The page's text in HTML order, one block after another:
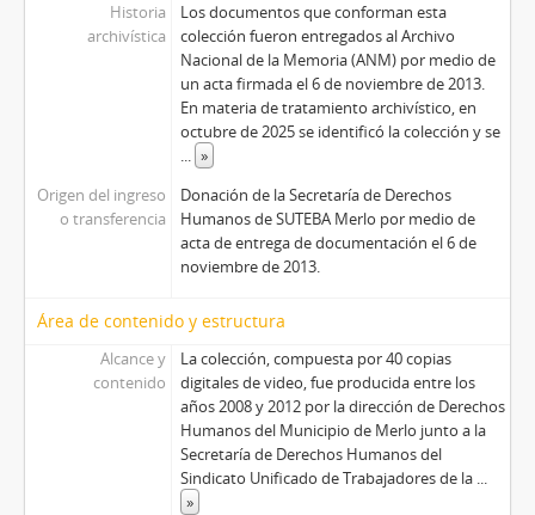
Historia
archivística
Los documentos que conforman esta
colección fueron entregados al Archivo
Nacional de la Memoria (ANM) por medio de
un acta firmada el 6 de noviembre de 2013.
En materia de tratamiento archivístico, en
octubre de 2025 se identificó la colección y se
... »
Origen del ingreso
o transferencia
Donación de la Secretaría de Derechos
Humanos de SUTEBA Merlo por medio de
acta de entrega de documentación el 6 de
noviembre de 2013.
Área de contenido y estructura
Alcance y
contenido
La colección, compuesta por 40 copias
digitales de video, fue producida entre los
años 2008 y 2012 por la dirección de Derechos
Humanos del Municipio de Merlo junto a la
Secretaría de Derechos Humanos del
Sindicato Unificado de Trabajadores de la ...
»